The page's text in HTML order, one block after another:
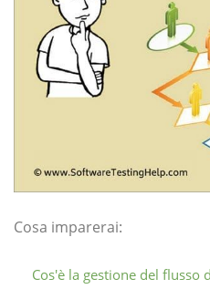
Cosa imparerai:
Cos'è la gestione del flusso